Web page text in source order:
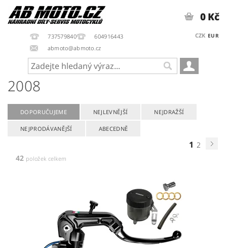
737579840
604916443
abmoto@abmoto.cz
CZK EUR
0 Kč
2008
DOPORUČUJEME NEJLEVNĚJŠÍ NEJDRAŽŠÍ
NEJPRODÁVANĚJŠÍ ABECEDNĚ
1 2
42 položek celkem